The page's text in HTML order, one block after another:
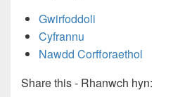
Gwirfoddoli
Cyfrannu
Nawdd Corfforaethol
Share this - Rhanwch hyn: